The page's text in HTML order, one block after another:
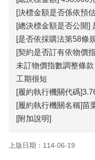
[決標金額是否係依預
[總決標金額是否公開]
[是否依採購法第58條
[契約是否訂有依物價
未訂物價指數調整條款
工期很短
[履約執行機關代碼
[履約執行機關名稱]苗
[附加說明]
上版日期：114-06-19